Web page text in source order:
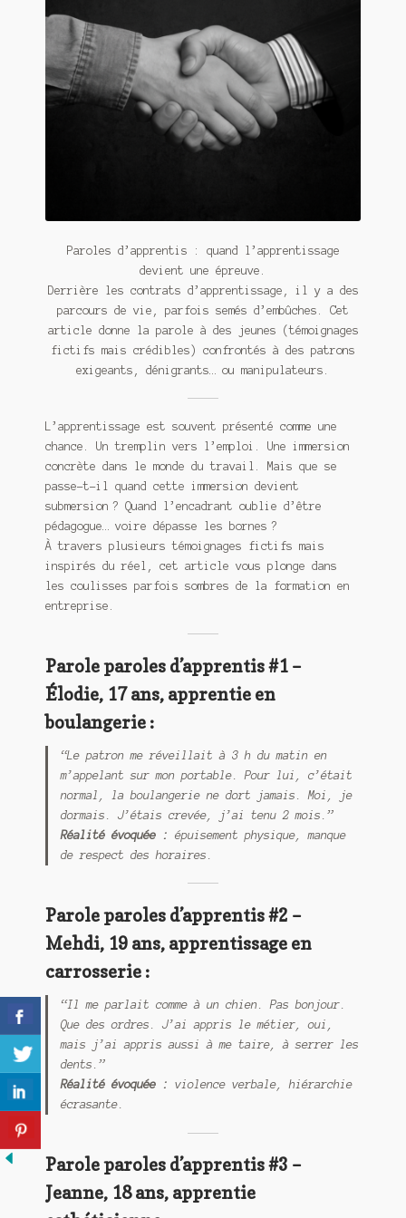
Meurtre en alternance
Meurtre sous couverture
Mon admirateur de l’avent
Sans retour
Une baffe et ça repart
Paroles d’apprentis : quand l’apprentissage
devient une épreuve.
Derrière les contrats d’apprentissage, il y a des
parcours de vie, parfois semés d’embûches. Cet
article donne la parole à des jeunes (témoignages
fictifs mais crédibles) confrontés à des patrons
exigeants, dénigrants… ou manipulateurs.
L’apprentissage est souvent présenté comme une
chance. Un tremplin vers l’emploi. Une immersion
concrète dans le monde du travail. Mais que se
passe-t-il quand cette immersion devient
submersion ? Quand l’encadrant oublie d’être
pédagogue… voire dépasse les bornes ?
À travers plusieurs témoignages fictifs mais
inspirés du réel, cet article vous plonge dans
les coulisses parfois sombres de la formation en
entreprise.
Parole paroles d’apprentis #1 –
Élodie, 17 ans, apprentie en
boulangerie :
“Le patron me réveillait à 3 h du matin en
m’appelant sur mon portable. Pour lui, c’était
normal, la boulangerie ne dort jamais. Moi, je
dormais. J’étais crevée, j’ai tenu 2 mois.”
Réalité évoquée :
épuisement physique, manque
de respect des horaires.
Parole paroles d’apprentis #2 –
Mehdi, 19 ans, apprentissage en
carrosserie :
“Il me parlait comme à un chien. Pas bonjour.
Que des ordres. J’ai appris le métier, oui,
mais j’ai appris aussi à me taire, à serrer les
dents.”
Réalité évoquée :
violence verbale, hiérarchie
écrasante.
Parole paroles d’apprentis #3 –
Jeanne, 18 ans, apprentie